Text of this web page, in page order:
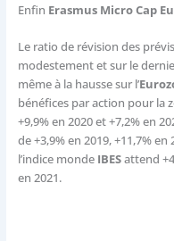
Enfin Erasmus Micro Cap
Le ratio de révision des
modestement et sur le
même à la hausse sur l’
bénéfices par action pour la
+9,9% en 2020 et +7,2% en
de +3,9% en 2019, +11,7%
l’indice monde IBESattend
en 2021.